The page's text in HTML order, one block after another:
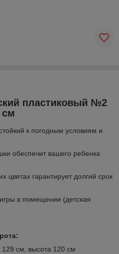
пластиковый №2
см
к погодным условиям и
обеспечит вашего ребенка
цветах гарантирует долгий срок
в помещении (детская
см, высота 120 см